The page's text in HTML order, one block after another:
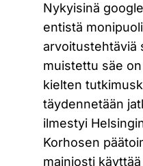
Nykyisinä
entistä
arvoitustehtäviä
muistettu säe
kielten
täydennetään
ilmestyi
Korhosen
mainiosti